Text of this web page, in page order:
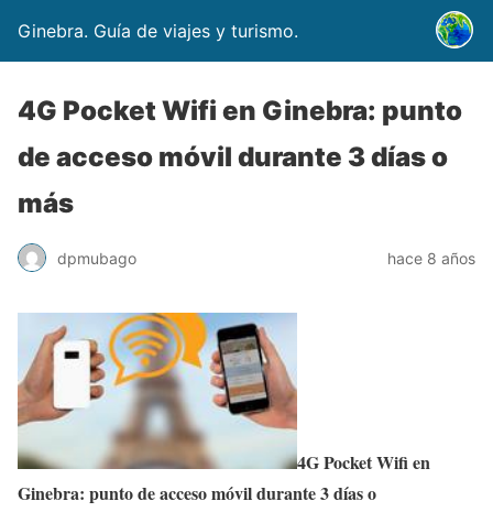
Ginebra. Guía de viajes y turismo.
4G Pocket Wifi en Ginebra: punto
de acceso móvil durante 3 días o
más
dpmubago hace 8 años
4G Pocket Wifi en
Ginebra: punto de acceso móvil durante 3 días o